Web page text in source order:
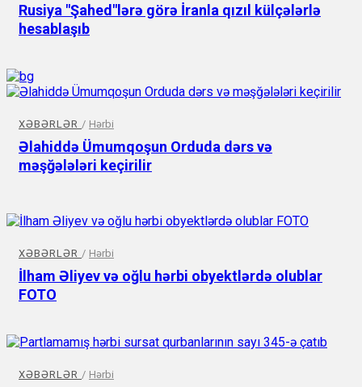
Rusiya "Şahed"lərə görə İranla qızıl külçələrlə
hesablaşıb
XƏBƏRLƏR / Hərbi
Əlahiddə Ümumqoşun Orduda dərs və
məşğələləri keçirilir
XƏBƏRLƏR / Hərbi
İlham Əliyev və oğlu hərbi obyektlərdə olublar
FOTO
XƏBƏRLƏR / Hərbi